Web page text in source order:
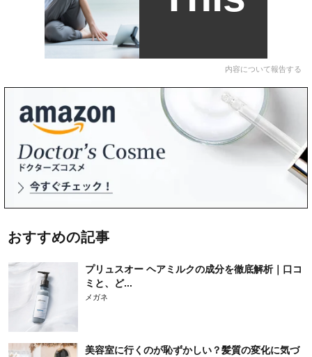
内容について報告する
おすすめの記事
プリュスオー ヘアミルクの成分を徹底解析｜口コ
ミと、ど...
メガネ
美容室に行くのが恥ずかしい？髪質の変化に気づ